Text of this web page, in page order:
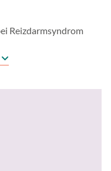
Reizdarmsyndrom